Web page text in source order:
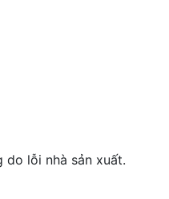
do lỗi nhà sản xuất.